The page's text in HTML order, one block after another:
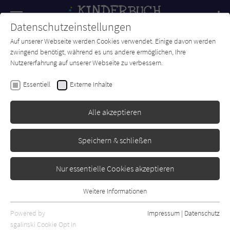
SUCHE Forum Charts Newsletter
Bettina Obrecht
Zauberfahrt mit Kater
Erschienen: April 2023 Bibliogr. Angaben
Datenschutzeinstellungen
Auf unserer Webseite werden Cookies verwendet. Einige davon werden
zwingend benötigt, während es uns andere ermöglichen, Ihre
Nutzererfahrung auf unserer Webseite zu verbessern.
Essentiell Externe Inhalte
Alle akzeptieren
Speichern & schließen
Nur essentielle Cookies akzeptieren
Essentielle Cookies werden für grundlegende Funktionen der
Webseite benötigt. Dadurch ist gewährleistet, dass die Webseite
Weitere Informationen
Powered by
sgalinski Cookie Opt In
Impressum | Datenschutz